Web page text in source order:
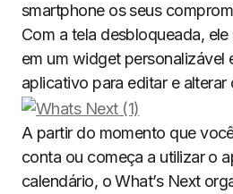
smartphone os seus
Com a tela desbloqueada,
em um widget personalizável
aplicativo para editar e
A partir do momento que
conta ou começa a utilizar o
calendário, o What’s Next